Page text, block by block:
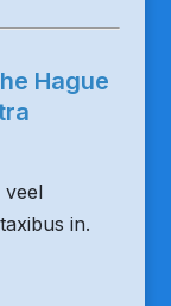
Hague
veel
in.